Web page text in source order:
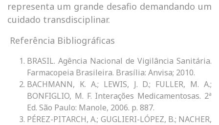
representa um grande desafio demandando um
cuidado transdisciplinar.
Referência Bibliográficas
BRASIL. Agência Nacional de Vigilância Sanitária.
Farmacopeia Brasileira. Brasília: Anvisa; 2010.
BACHMANN, K. A.; LEWIS, J. D.; FULLER, M. A.;
BONFIGLIO, M. F. Interações Medicamentosas. 2ª
Ed. São Paulo: Manole, 2006. p. 887.
PÉREZ-PITARCH, A.; GUGLIERI-LÓPEZ, B.; NACHER,